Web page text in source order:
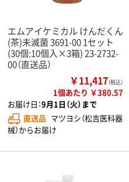
エムアイケミカル けんだくん
(茶)未滅菌 3691-00 1セット
(30個:10個入×3箱) 23-2732-
00（直送品）
￥11,417（税込）
1個あたり ￥380.57
お届け日：9月1日（火）まで
直送品 マツヨシ（松吉医科器
械）からお届け